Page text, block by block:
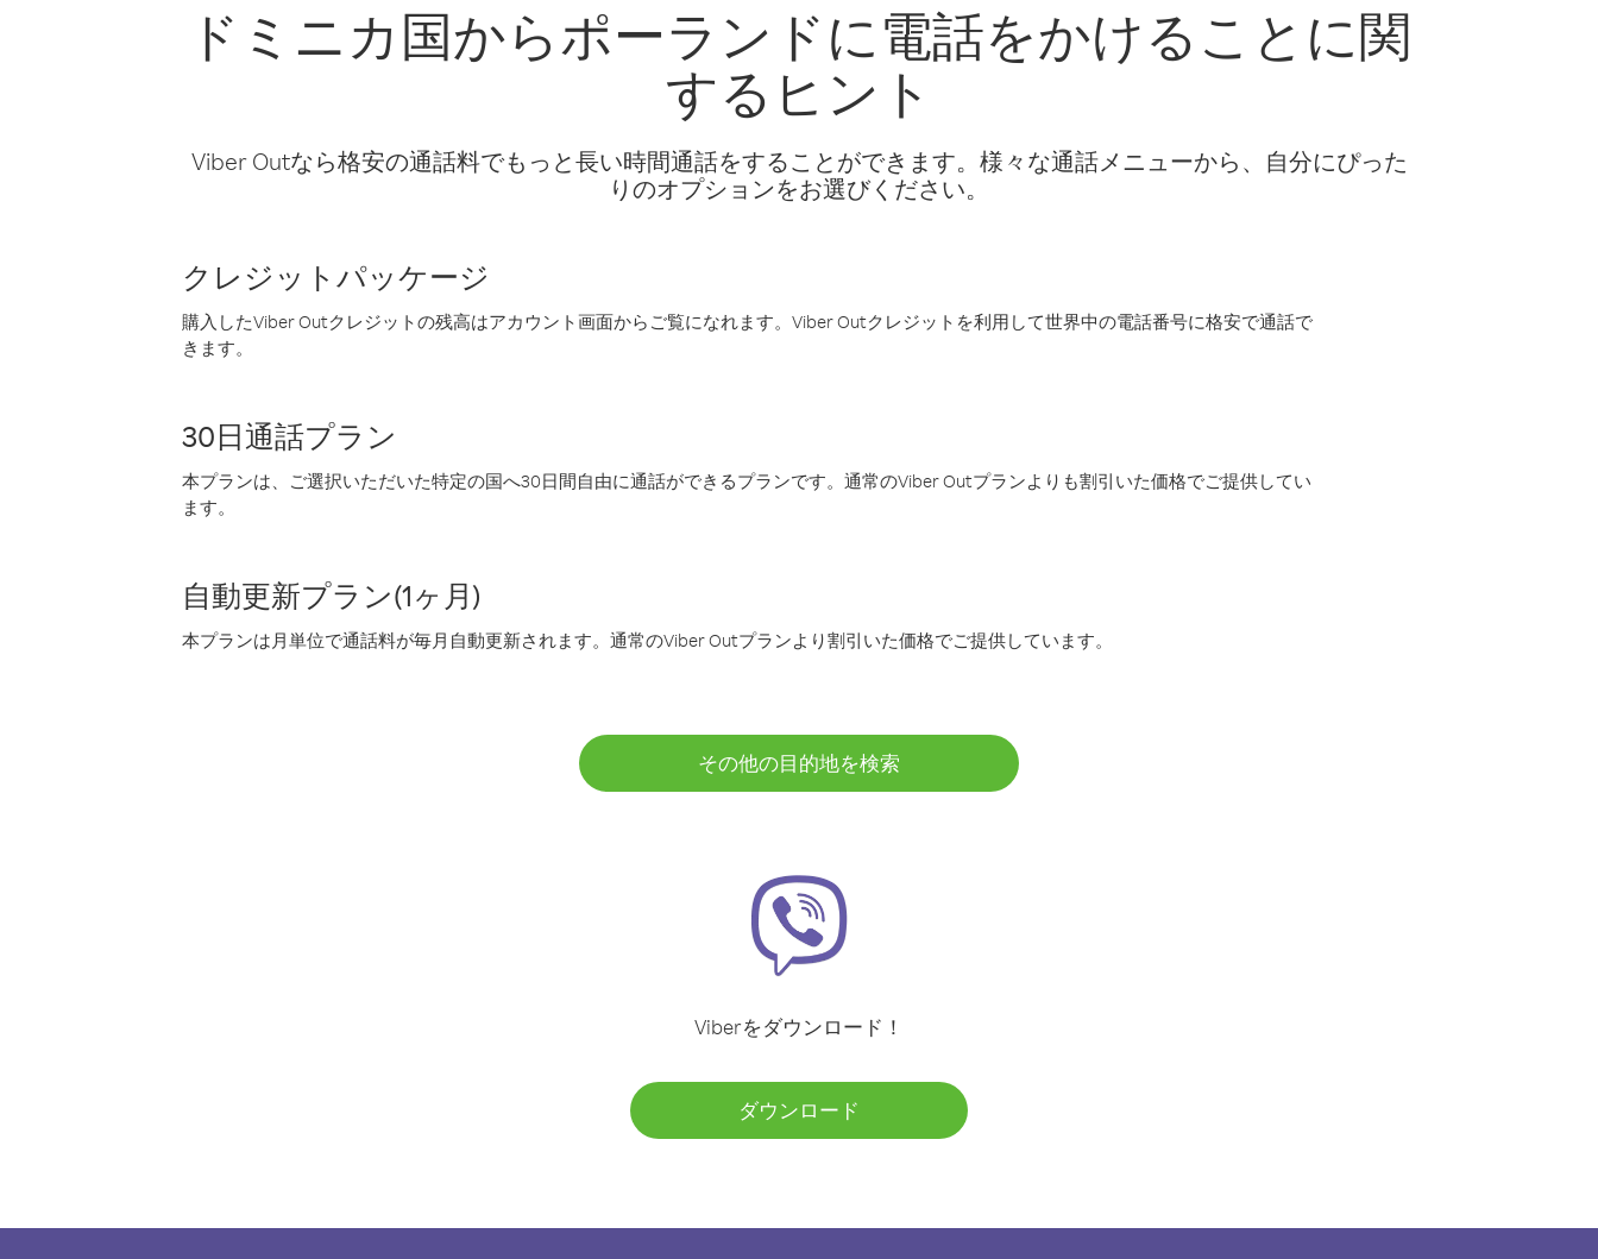
ドミニカ国からポーランドに電話をかけることに関
するヒント
Viber Outなら格安の通話料でもっと長い時間通話をすることができます。様々な通話メニューから、自分にぴった
りのオプションをお選びください。
クレジットパッケージ
購入したViber Outクレジットの残高はアカウント画面からご覧になれます。Viber Outクレジットを利用して世界中の電話番号に格安で通話で
きます。
30日通話プラン
本プランは、ご選択いただいた特定の国へ30日間自由に通話ができるプランです。通常のViber Outプランよりも割引いた価格でご提供してい
ます。
自動更新プラン(1ヶ月)
本プランは月単位で通話料が毎月自動更新されます。通常のViber Outプランより割引いた価格でご提供しています。
その他の目的地を検索
Viberをダウンロード！
ダウンロード